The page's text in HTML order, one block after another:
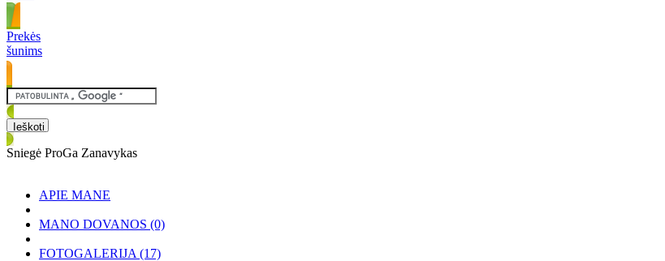
Prekės
šunims
Sniegė ProGa Zanavykas
APIE MANE
MANO DOVANOS (0)
FOTOGALERIJA (17)